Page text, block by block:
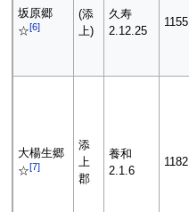
坂原郷
☆[6]
(添
上)
久寿
2.12.25
1155
大楊生郷
☆[7]
添
上
郡
養和
2.1.6
1182